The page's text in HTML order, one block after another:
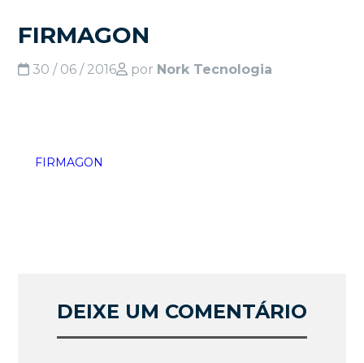
FIRMAGON
30 / 06 / 2016 por Nork Tecnologia
FIRMAGON
DEIXE UM COMENTÁRIO